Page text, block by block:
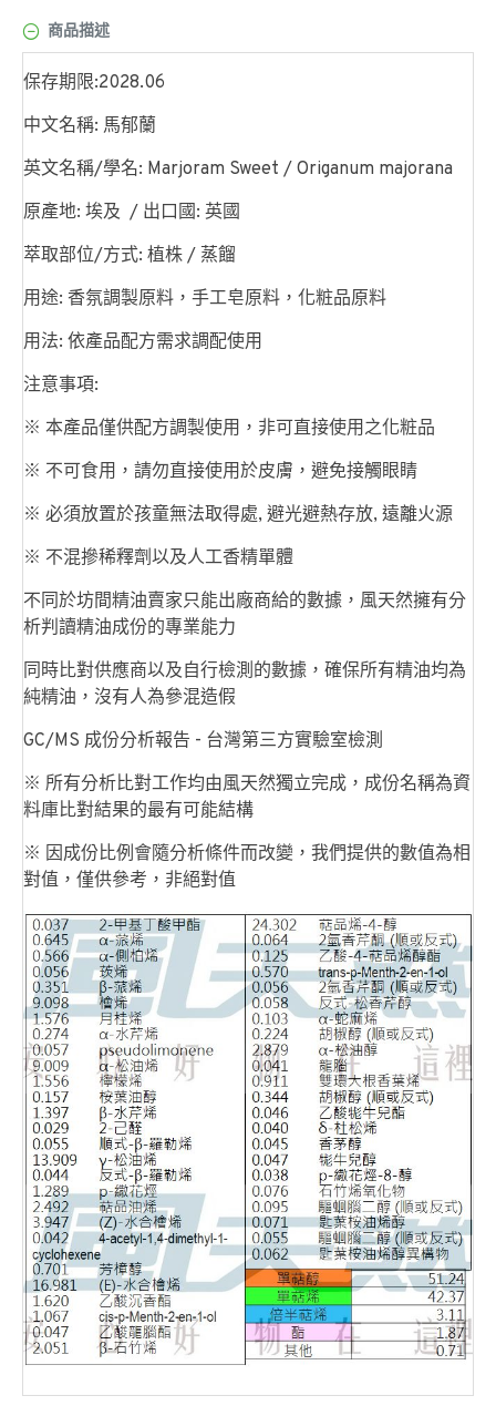
商品描述
保存期限:2028.06
中文名稱: 馬郁蘭
英文名稱/學名: Marjoram Sweet / Origanum majorana
原產地: 埃及 / 出口國: 英國
萃取部位/方式: 植株 / 蒸餾
用途: 香氛調製原料，手工皂原料，化粧品原料
用法: 依產品配方需求調配使用
注意事項:
※ 本產品僅供配方調製使用，非可直接使用之化粧品
※ 不可食用，請勿直接使用於皮膚，避免接觸眼睛
※ 必須放置於孩童無法取得處, 避光避熱存放, 遠離火源
※ 不混摻稀釋劑以及人工香精單體
不同於坊間精油賣家只能出廠商給的數據，風天然擁有分
析判讀精油成份的專業能力
同時比對供應商以及自行檢測的數據，確保所有精油均為
純精油，沒有人為參混造假
GC/MS 成份分析報告 - 台灣第三方實驗室檢測
※ 所有分析比對工作均由風天然獨立完成，成份名稱為資
料庫比對結果的最有可能結構
※ 因成份比例會隨分析條件而改變，我們提供的數值為相
對值，僅供參考，非絕對值